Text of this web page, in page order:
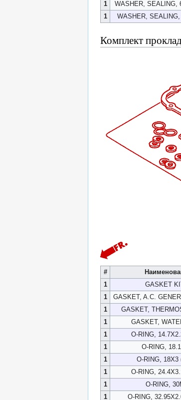
1
WASHER, SEALING,
1
WASHER, SEALING,
Комплект
#
1
GASKET
1
GASKET, A.C.
1
GASKET,
1
GASKET,
1
O-RING,
1
O-RING,
1
O-RING, 18X3
1
O-RING,
1
O-RING,
1
O-RING,